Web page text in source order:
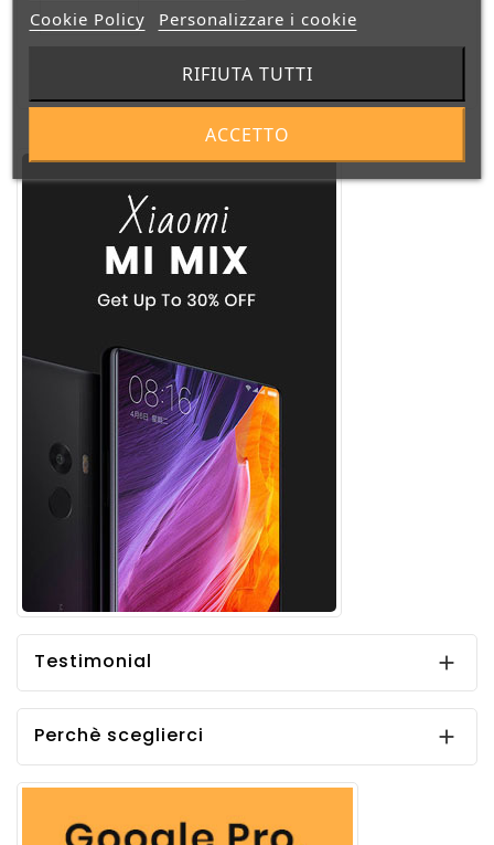
8806094515459
Testimonial 
Perchè sceglierci 
Cookie Policy
Personalizzare i cookie
RIFIUTA TUTTI
ACCETTO